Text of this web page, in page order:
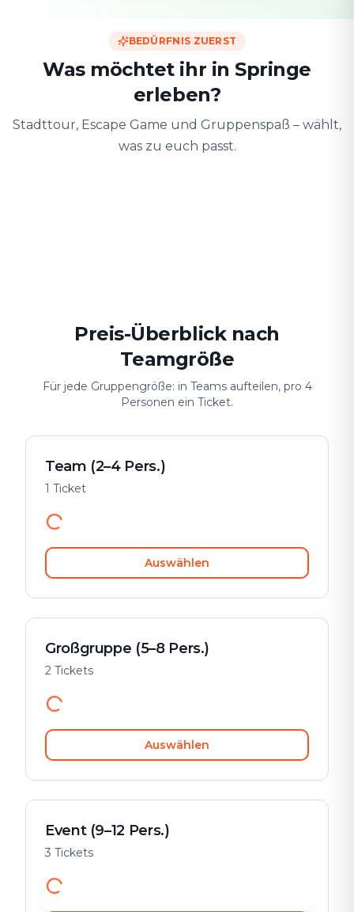
BEDÜRFNIS ZUERST
Was möchtet ihr in Springe
erleben?
Stadttour, Escape Game und Gruppenspaß – wählt,
was zu euch passt.
Preis-Überblick nach
Teamgröße
Für jede Gruppengröße: in Teams aufteilen, pro 4
Personen ein Ticket.
Team (2–4 Pers.)
1 Ticket
Auswählen
Großgruppe (5–8 Pers.)
2 Tickets
Auswählen
Event (9–12 Pers.)
3 Tickets